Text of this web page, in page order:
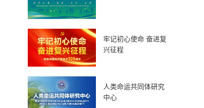
牢记初心使命 奋进复
兴征程
人类命运共同体研究
中心